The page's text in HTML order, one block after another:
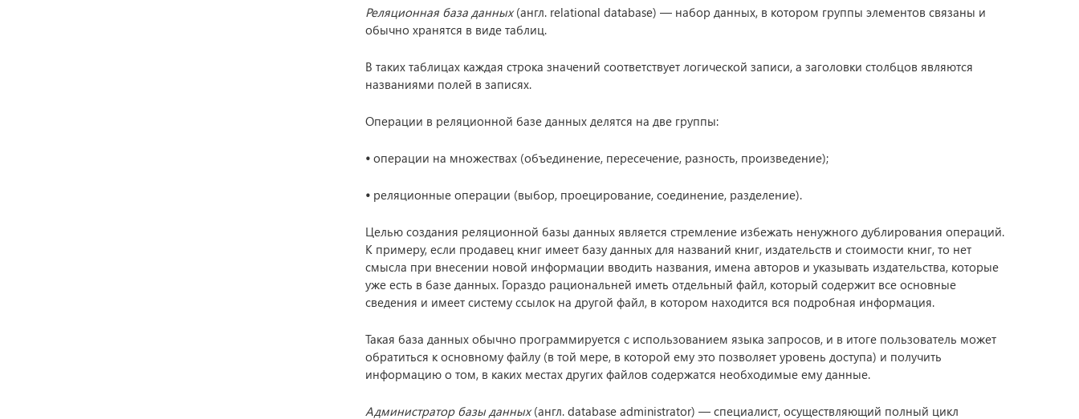
Реляционная база данных(англ. relational database) — набор данных, в котором группы элементов связаны и
обычно хранятся в виде таблиц.
В таких таблицах каждая строка значений соответствует логической записи, а заголовки столбцов являются
названиями полей в записях.
Операции в реляционной базе данных делятся на две группы:
• операции на множествах (объединение, пересечение, разность, произведение);
• реляционные операции (выбор, проецирование, соединение, разделение).
Целью создания реляционной базы данных является стремление избежать ненужного дублирования операций.
К примеру, если продавец книг имеет базу данных для названий книг, издательств и стоимости книг, то нет
смысла при внесении новой информации вводить названия, имена авторов и указывать издательства, которые
уже есть в базе данных. Гораздо рациональней иметь отдельный файл, который содержит все основные
сведения и имеет систему ссылок на другой файл, в котором находится вся подробная информация.
Такая база данных обычно программируется с использованием языка запросов, и в итоге пользователь может
обратиться к основному файлу (в той мере, в которой ему это позволяет уровень доступа) и получить
информацию о том, в каких местах других файлов содержатся необходимые ему данные.
Администратор базы данных(англ. database administrator) — специалист, осуществляющий полный цикл